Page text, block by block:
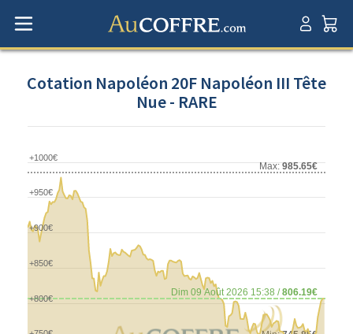
Cotation Napoléon 20F Napoléon III Tête
Nue - RARE
Max:985.65€
Dim 09 Août 2026 15:38 /806.19€
+800€
+850€
+900€
+950€
+1000€